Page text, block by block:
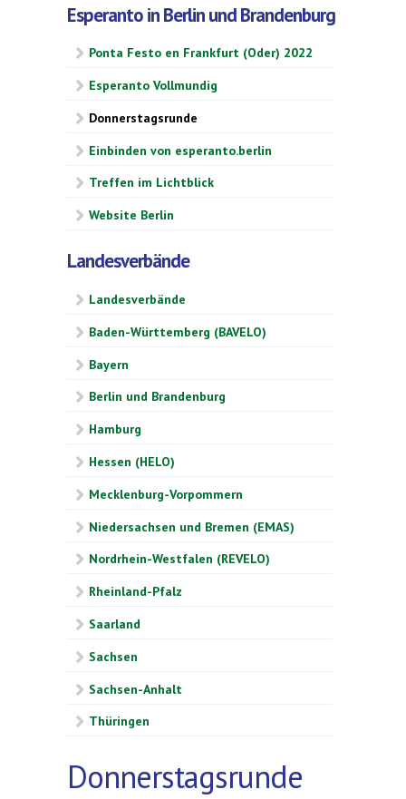
Esperanto in Berlin und Brandenburg
Ponta Festo en Frankfurt (Oder) 2022
Esperanto Vollmundig
Donnerstagsrunde
Einbinden von esperanto.berlin
Treffen im Lichtblick
Website Berlin
Landesverbände
Landesverbände
Baden-Württemberg (BAVELO)
Bayern
Berlin und Brandenburg
Hamburg
Hessen (HELO)
Mecklenburg-Vorpommern
Niedersachsen und Bremen (EMAS)
Nordrhein-Westfalen (REVELO)
Rheinland-Pfalz
Saarland
Sachsen
Sachsen-Anhalt
Thüringen
Donnerstagsrunde